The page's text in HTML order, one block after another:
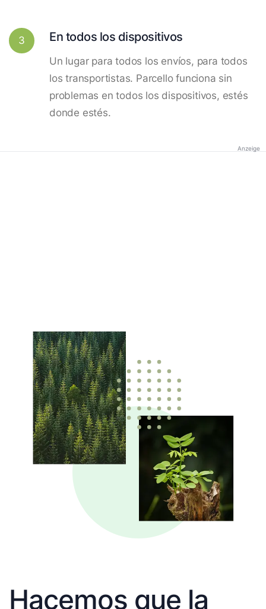
3 En todos los dispositivos
Un lugar para todos los envíos, para todos
los transportistas. Parcello funciona sin
problemas en todos los dispositivos, estés
donde estés.
Anzeige
Hacemos que la